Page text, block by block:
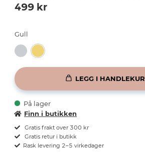
499 kr
Gull
LEGG I
På lager
Finn i butikken
Gratis frakt over 300 kr
Gratis retur i butikk
Rask levering 2–5 virkedager